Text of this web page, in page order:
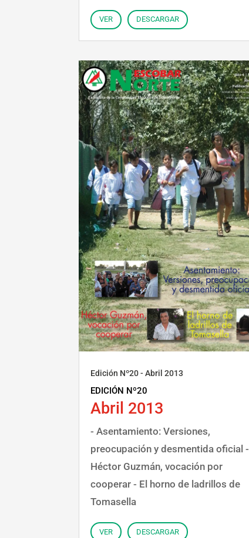
VER DESCARGAR
Edición Nº20 - Abril 2013
EDICIÓN Nº20
Abril 2013
- Asentamiento: Versiones,
preocupación y desmentida oficial -
Héctor Guzmán, vocación por
cooperar - El horno de ladrillos de
Tomasella
VER DESCARGAR